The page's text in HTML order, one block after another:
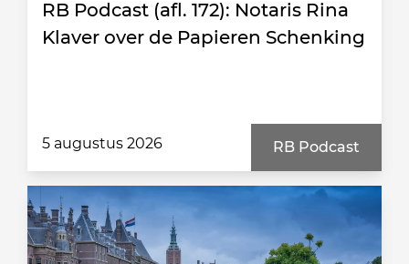
RB Podcast (afl. 172): Notaris Rina
Klaver over de Papieren Schenking
5 augustus 2026 RB Podcast